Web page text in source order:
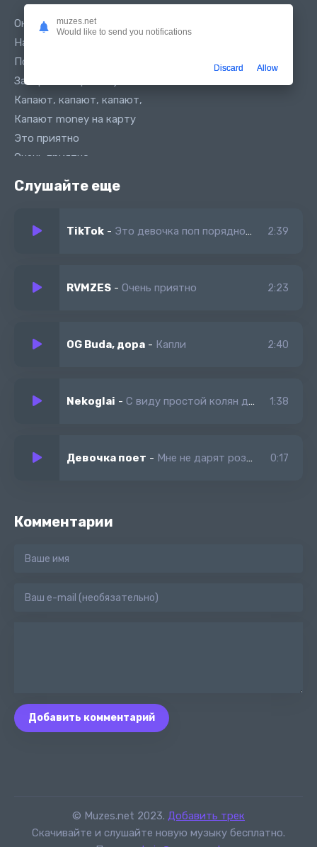
Она непобедима, невероятна
На ее шее светят бриллианты
По всему миру толпы фанатов
Завтрак в Париже, ужин в Монако
Капают, капают, капают,
Капают money на карту
Это приятно
Очень приятно
Дарят мне, дарят мне, дарят мне
Дарят мне много подарков
Очень приятно
Она словно джинн мечты исполняет
Слушайте еще
TikTok - Это девочка поп порядно улыбается так приятно 2:39
RVMZES - Очень приятно 2:23
OG Buda, дора - Капли 2:40
Nekoglai - С виду простой колян деньги капают в карман 1:38
Девочка поет - Мне не дарят розы окей я нарву себе цветов 0:17
Комментарии
Добавить комментарий
© Muzes.net 2023. Добавить трек
Скачивайте и слушайте новую музыку бесплатно.
muzes.net
Would like to send you notifications
Discard Allow